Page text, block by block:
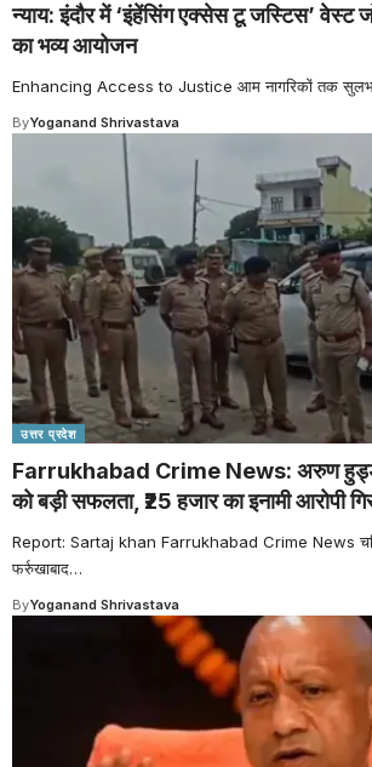
न्याय: इंदौर में ‘इंहेंसिंग एक्सेस टू जस्टिस’ वेस्ट
का भव्य आयोजन
Enhancing Access to Justice आम नागरिकों तक सुलभ,
ByYoganand Shrivastava
उत्तर प्रदेश
Farrukhabad Crime News: अरुण हुड्डा
को बड़ी सफलता, ₹25 हजार का इनामी आरोपी
Report: Sartaj khan Farrukhabad Crime News
फर्रुखाबाद…
ByYoganand Shrivastava